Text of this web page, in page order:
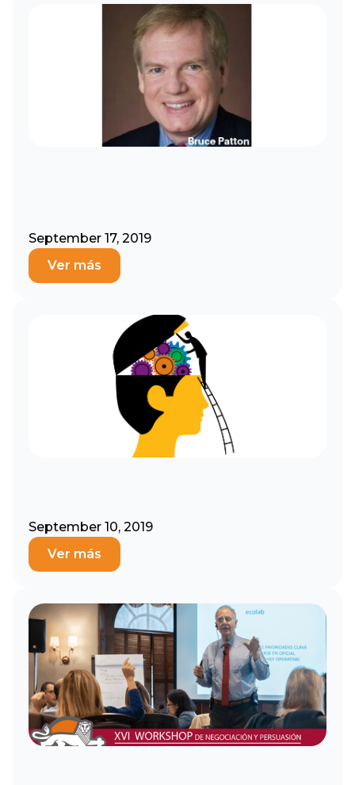
September 17, 2019
Ver más
September 10, 2019
Ver más